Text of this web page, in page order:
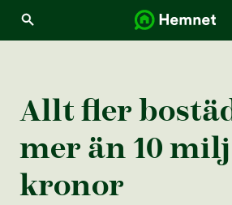
Allt fler
mer än 10
kronor